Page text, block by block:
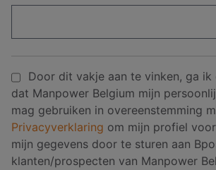
Door dit vakje aan te vinken, ga ik
dat Manpower Belgium mijn
mag gebruiken in overeenstemming
Privacyverklaring om mijn profiel
mijn gegevens door te sturen aan
klanten/prospecten van Manpower